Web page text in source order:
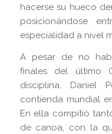
hacerse su hueco
posicionándose
especialidad a nivel
A pesar de no
finales del último
disciplina, Daniel
contienda mundial
En ella compitió
de canoa, con la